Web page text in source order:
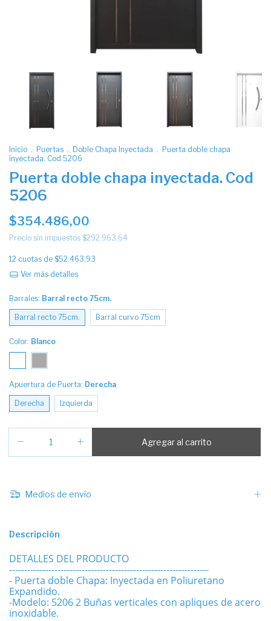
Inicio . Puertas . Doble Chapa Inyectada . Puerta doble chapa
inyectada. Cod 5206
Puerta doble chapa inyectada. Cod
5206
$354.486,00
Precio sin impuestos $292.963,64
12 cuotas de $52.463,93
Ver más detalles
Barrales: Barral recto 75cm.
Barral recto 75cm. Barral curvo 75cm
Color: Blanco
Apuertura de Puerta: Derecha
Derecha Izquierda
Medios de envío
Descripción
DETALLES DEL PRODUCTO
------------------------------------------------------------------
- Puerta doble Chapa: Inyectada en Poliuretano
Expandido.
-Modelo: 5206 2 Buñas verticales con apliques de acero
inoxidable.